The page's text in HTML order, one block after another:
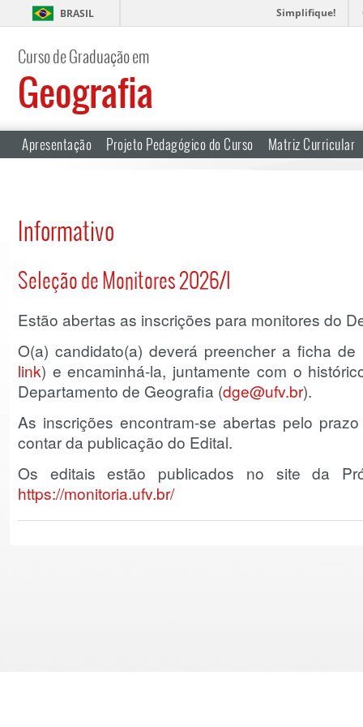
BRASIL Simplifique!
Curso de Graduação em
Geografia
Apresentação Projeto Pedagógico do Curso Matriz Curricular
Informativo
Seleção de Monitores 2026/I
Estão abertas as inscrições para monitores do
O(a) candidato(a) deverá preencher a ficha
link) e encaminhá-la, juntamente com o
Departamento de Geografia (dge@ufv.br).
As inscrições encontram-se abertas pelo
contar da publicação do Edital.
Os editais estão publicados no site da
https://monitoria.ufv.br/